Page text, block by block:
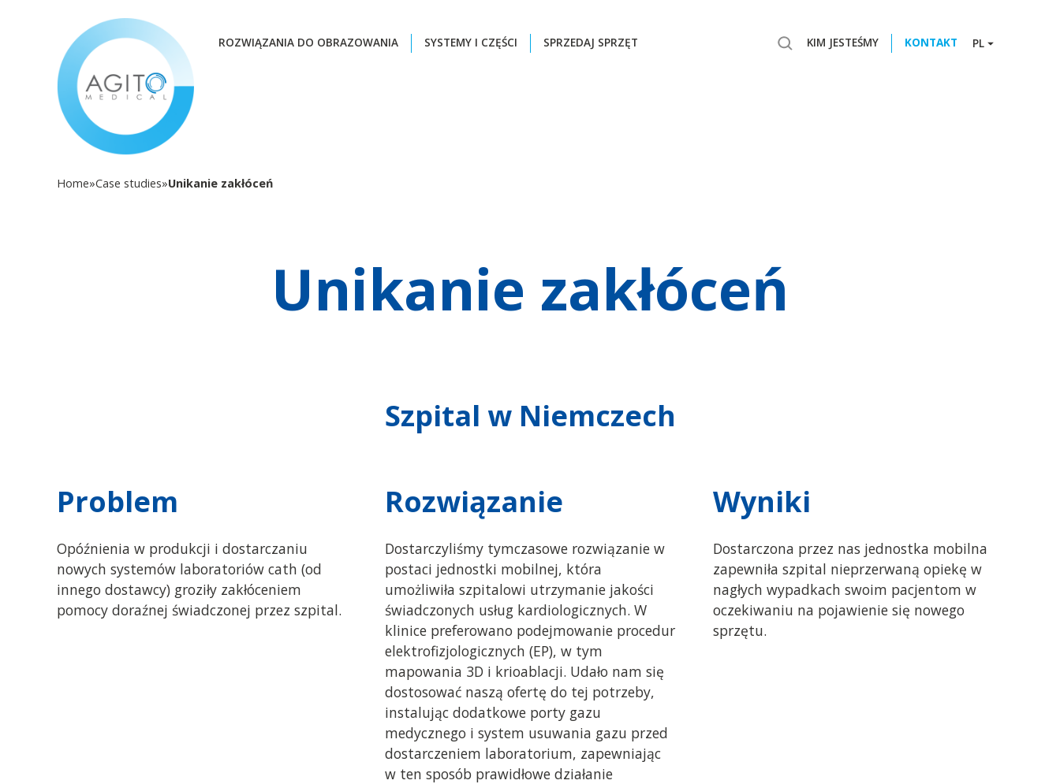
ROZWIĄZANIA DO OBRAZOWANIA SYSTEMY I CZĘŚCI SPRZEDAJ SPRZĘT KIM JESTEŚMY KONTAKT PL
Home»Case studies»Unikanie zakłóceń
Unikanie zakłóceń
Szpital w Niemczech
Problem
Opóźnienia w produkcji i dostarczaniu
nowych systemów laboratoriów cath (od
innego dostawcy) groziły zakłóceniem
pomocy doraźnej świadczonej przez szpital.
Rozwiązanie
Dostarczyliśmy tymczasowe rozwiązanie w
postaci jednostki mobilnej, która
umożliwiła szpitalowi utrzymanie jakości
świadczonych usług kardiologicznych. W
klinice preferowano podejmowanie procedur
elektrofizjologicznych (EP), w tym
mapowania 3D i krioablacji. Udało nam się
dostosować naszą ofertę do tej potrzeby,
instalując dodatkowe porty gazu
medycznego i system usuwania gazu przed
dostarczeniem laboratorium, zapewniając
w ten sposób prawidłowe działanie
Wyniki
Dostarczona przez nas jednostka mobilna
zapewniła szpital nieprzerwaną opiekę w
nagłych wypadkach swoim pacjentom w
oczekiwaniu na pojawienie się nowego
sprzętu.